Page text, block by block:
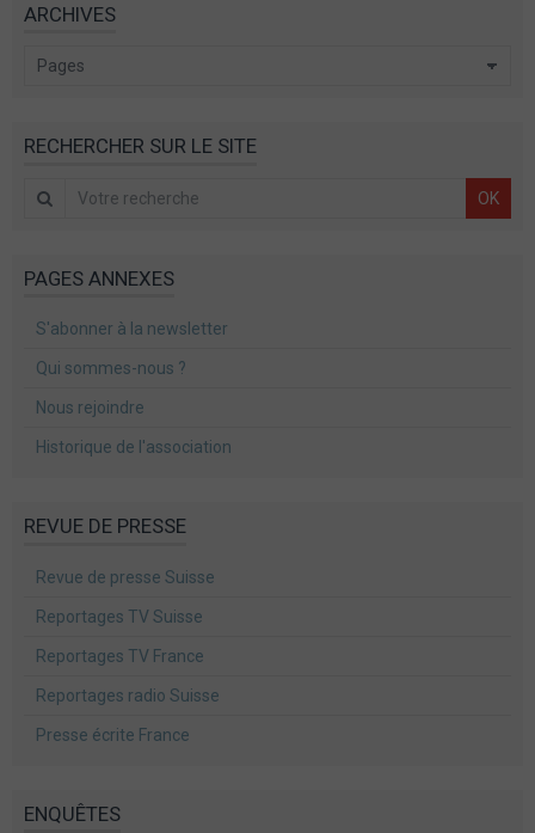
ARCHIVES
RECHERCHER SUR LE SITE
OK
PAGES ANNEXES
S'abonner à la newsletter
Qui sommes-nous ?
Nous rejoindre
Historique de l'association
REVUE DE PRESSE
Revue de presse Suisse
Reportages TV Suisse
Reportages TV France
Reportages radio Suisse
Presse écrite France
ENQUÊTES